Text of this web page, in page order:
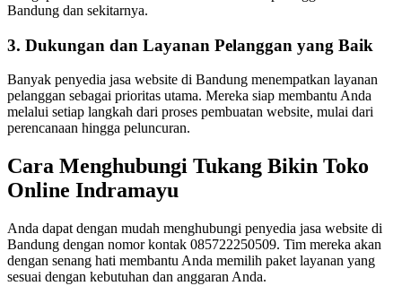
Bandung dan sekitarnya.
3. Dukungan dan Layanan Pelanggan yang Baik
Banyak penyedia jasa website di Bandung menempatkan layanan
pelanggan sebagai prioritas utama. Mereka siap membantu Anda
melalui setiap langkah dari proses pembuatan website, mulai dari
perencanaan hingga peluncuran.
Cara Menghubungi Tukang Bikin Toko
Online Indramayu
Anda dapat dengan mudah menghubungi penyedia jasa website di
Bandung dengan nomor kontak 085722250509. Tim mereka akan
dengan senang hati membantu Anda memilih paket layanan yang
sesuai dengan kebutuhan dan anggaran Anda.